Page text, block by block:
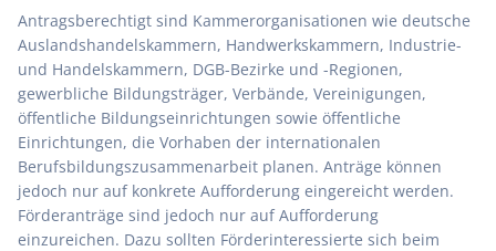
Antragsberechtigt sind Kammerorganisationen wie deutsche
Auslandshandelskammern, Handwerkskammern, Industrie-
und Handelskammern, DGB-Bezirke und -Regionen,
gewerbliche Bildungsträger, Verbände, Vereinigungen,
öffentliche Bildungseinrichtungen sowie öffentliche
Einrichtungen, die Vorhaben der internationalen
Berufsbildungszusammenarbeit planen. Anträge können
jedoch nur auf konkrete Aufforderung eingereicht werden.
Förderanträge sind jedoch nur auf Aufforderung
einzureichen. Dazu sollten Förderinteressierte sich beim